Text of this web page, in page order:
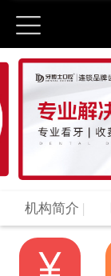
机构简介 |